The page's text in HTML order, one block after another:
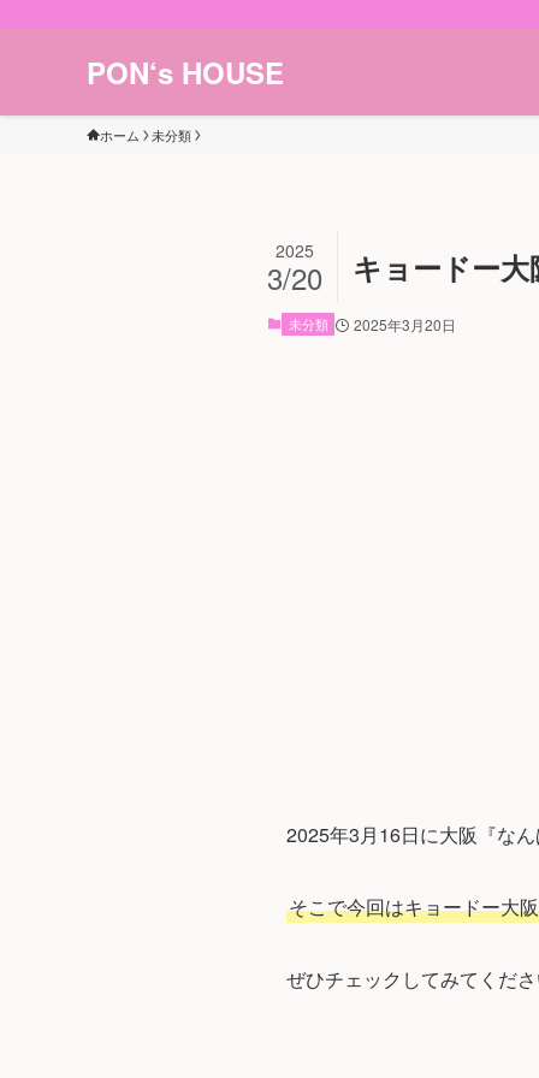
PON‘s HOUSE
ホーム 未分類
キョードー
2025
3/20
未分類 2025年3月20日
2025年3月16日に大阪『な
そこで今回はキョードー大
ぜひチェックしてみてくださ